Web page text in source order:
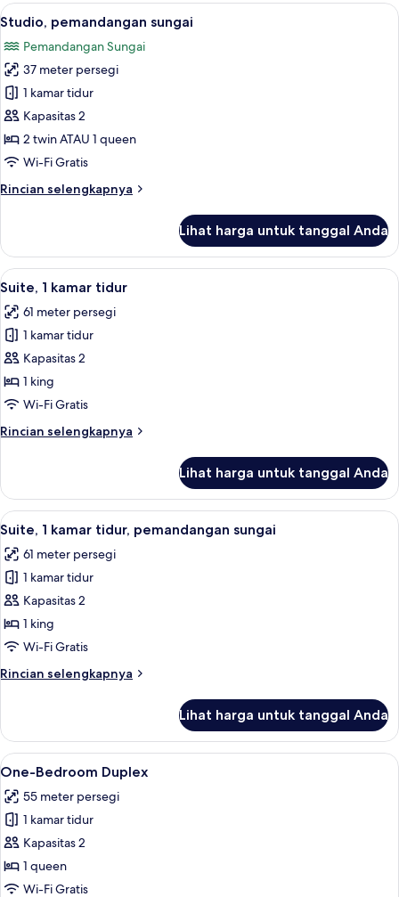
Lihat
semua
foto
untuk
Studio,
pemandangan
sungai
Studio, pemandangan sungai |
6
Studio, pemandangan sungai
Pemandangan Sungai
37 meter persegi
1 kamar tidur
Kapasitas 2
2 twin ATAU 1 queen
Wi-Fi Gratis
Rincian selengkapnya
Rincian
Studio,
pemandangan
sungai
Lihat harga untuk tanggal Anda
Lihat
semua
foto
untuk
Suite,
1
kamar
Suite, 1 kamar tidur | Area keluarga |
5
Suite, 1 kamar tidur
61 meter persegi
1 kamar tidur
Kapasitas 2
1 king
Wi-Fi Gratis
Rincian selengkapnya
Rincian
Suite,
kamar
Lihat harga untuk tanggal Anda
Lihat
semua
foto
untuk
Suite,
1
kamar
pemandangan
6
Suite, 1 kamar tidur, pemandangan sungai
61 meter persegi
1 kamar tidur
Kapasitas 2
1 king
Wi-Fi Gratis
Rincian selengkapnya
Rincian
Suite,
kamar
pemandangan
sungai
Lihat harga untuk tanggal Anda
Lihat
semua
foto
untuk
One-
Bedroom
Duplex
Seprai antialergi, isi minibar gratis,
5
One-Bedroom Duplex
55 meter persegi
1 kamar tidur
Kapasitas 2
1 queen
Wi-Fi Gratis